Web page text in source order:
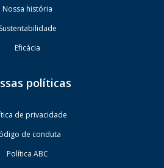
Nossa história
Sustentabilidade
Eficácia
políticas
de privacidade
de conduta
Política ABC